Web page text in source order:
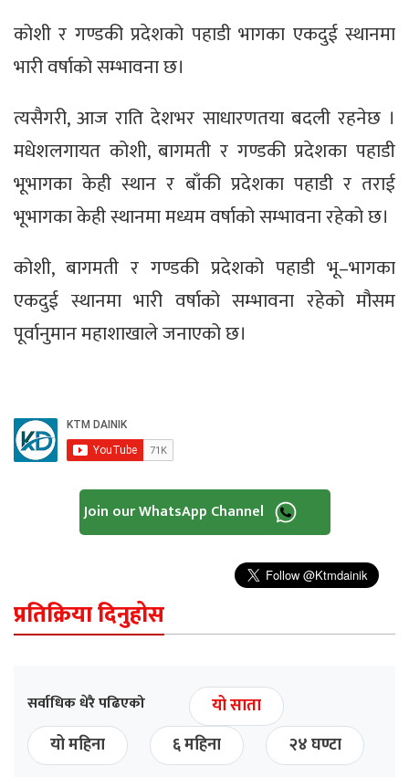
कोशी र गण्डकी प्रदेशको पहाडी भागका एकदुई स्थानमा
भारी वर्षाको सम्भावना छ।
त्यसैगरी, आज राति देशभर साधारणतया बदली रहनेछ ।
मधेशलगायत कोशी, बागमती र गण्डकी प्रदेशका पहाडी
भूभागका केही स्थान र बाँकी प्रदेशका पहाडी र तराई
भूभागका केही स्थानमा मध्यम वर्षाको सम्भावना रहेको छ।
कोशी, बागमती र गण्डकी प्रदेशको पहाडी भू–भागका
एकदुई स्थानमा भारी वर्षाको सम्भावना रहेको मौसम
पूर्वानुमान महाशाखाले जनाएको छ।
Join our WhatsApp Channel
प्रतिक्रिया दिनुहोस
सर्वाधिक धेरै पढिएको
यो साता
यो महिना
६ महिना २४ घण्टा